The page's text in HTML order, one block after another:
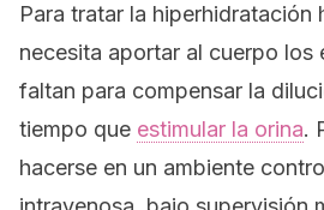
Para tratar la hiperhidratación
necesita aportar al cuerpo los
faltan para compensar la
tiempo que estimular la orina.
hacerse en un ambiente